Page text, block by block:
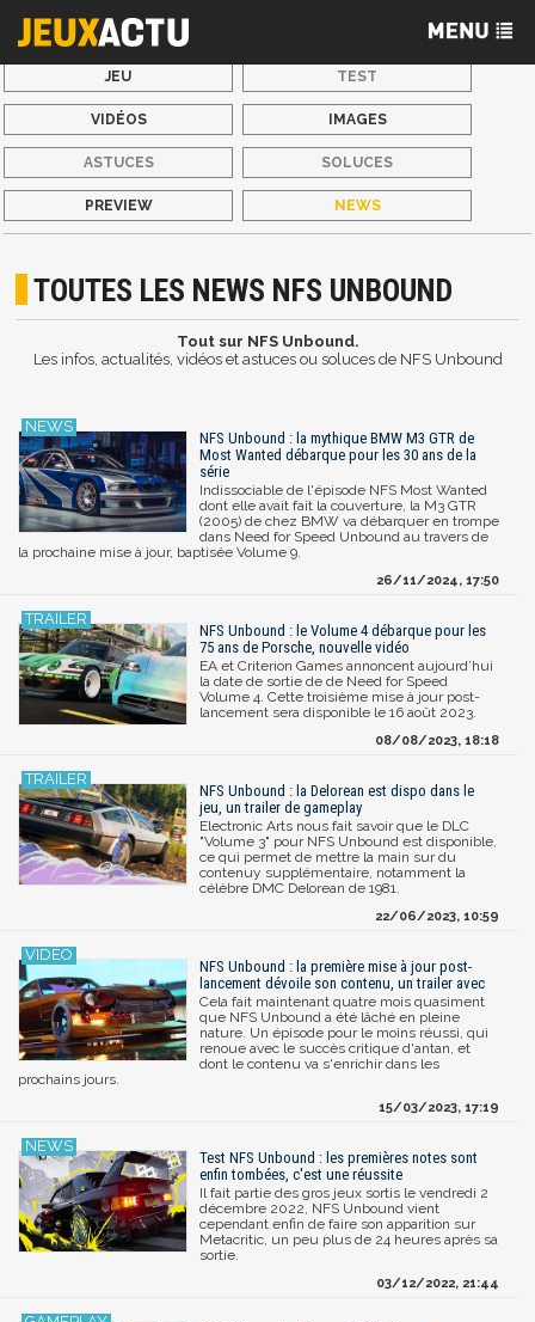
JEU TEST
VIDÉOS IMAGES
ASTUCES SOLUCES
PREVIEW NEWS
TOUTES LES NEWS NFS UNBOUND
Tout sur NFS Unbound.
Les infos, actualités, vidéos et astuces ou soluces de NFS Unbound
NFS Unbound : la mythique BMW M3 GTR de
Most Wanted débarque pour les 30 ans de la
série
Indissociable de l'épisode NFS Most Wanted
dont elle avait fait la couverture, la M3 GTR
(2005) de chez BMW va débarquer en trompe
dans Need for Speed Unbound au travers de
la prochaine mise à jour, baptisée Volume 9.
26/11/2024, 17:50
NFS Unbound : le Volume 4 débarque pour les
75 ans de Porsche, nouvelle vidéo
EA et Criterion Games annoncent aujourd’hui
la date de sortie de de Need for Speed
Volume 4. Cette troisième mise à jour post-
lancement sera disponible le 16 août 2023.
08/08/2023, 18:18
NFS Unbound : la Delorean est dispo dans le
jeu, un trailer de gameplay
Electronic Arts nous fait savoir que le DLC
"Volume 3" pour NFS Unbound est disponible,
ce qui permet de mettre la main sur du
contenuy supplémentaire, notamment la
célèbre DMC Delorean de 1981.
22/06/2023, 10:59
NFS Unbound : la première mise à jour post-
lancement dévoile son contenu, un trailer avec
Cela fait maintenant quatre mois quasiment
que NFS Unbound a été lâché en pleine
nature. Un épisode pour le moins réussi, qui
renoue avec le succès critique d'antan, et
dont le contenu va s'enrichir dans les
prochains jours.
15/03/2023, 17:19
Test NFS Unbound : les premières notes sont
enfin tombées, c'est une réussite
Il fait partie des gros jeux sortis le vendredi 2
décembre 2022, NFS Unbound vient
cependant enfin de faire son apparition sur
Metacritic, un peu plus de 24 heures après sa
sortie.
03/12/2022, 21:44